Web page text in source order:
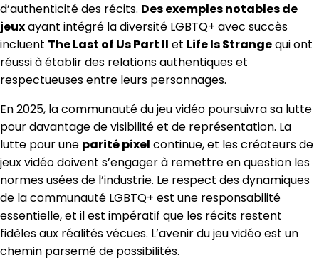
d’authenticité des récits. Des exemples notables de
jeuxayant intégré la diversité LGBTQ+ avec succès
incluent The Last of Us Part II et Life Is Strangequi ont
réussi à établir des relations authentiques et
respectueuses entre leurs personnages.
En 2025, la communauté du jeu vidéo poursuivra sa lutte
pour davantage de visibilité et de représentation. La
lutte pour une parité pixel continue, et les créateurs de
jeux vidéo doivent s’engager à remettre en question les
normes usées de l’industrie. Le respect des dynamiques
de la communauté LGBTQ+ est une responsabilité
essentielle, et il est impératif que les récits restent
fidèles aux réalités vécues. L’avenir du jeu vidéo est un
chemin parsemé de possibilités.